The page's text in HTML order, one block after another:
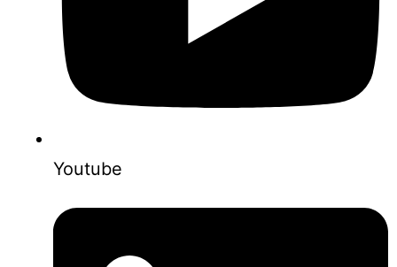
Youtube